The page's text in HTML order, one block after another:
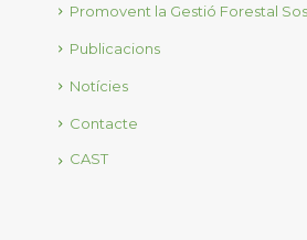
Promovent la Gestió Forestal
Publicacions
Notícies
Contacte
CAST